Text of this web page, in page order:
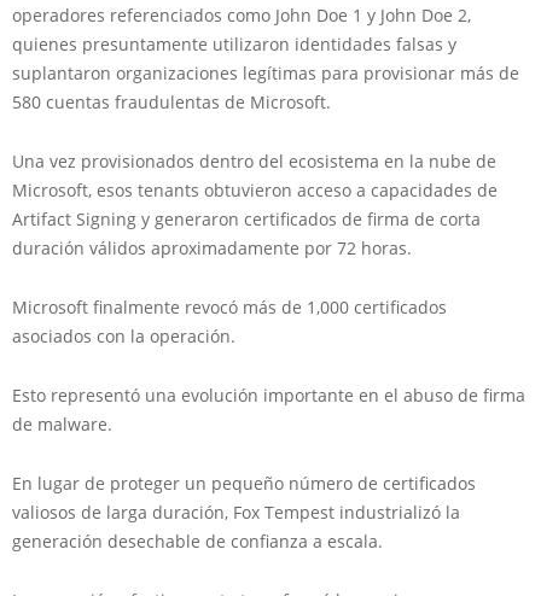
operadores referenciados como John Doe 1 y John Doe 2,
quienes presuntamente utilizaron identidades falsas y
suplantaron organizaciones legítimas para provisionar más de
580 cuentas fraudulentas de Microsoft.
Una vez provisionados dentro del ecosistema en la nube de
Microsoft, esos tenants obtuvieron acceso a capacidades de
Artifact Signing y generaron certificados de firma de corta
duración válidos aproximadamente por 72 horas.
Microsoft finalmente revocó más de 1,000 certificados
asociados con la operación.
Esto representó una evolución importante en el abuso de firma
de malware.
En lugar de proteger un pequeño número de certificados
valiosos de larga duración, Fox Tempest industrializó la
generación desechable de confianza a escala.